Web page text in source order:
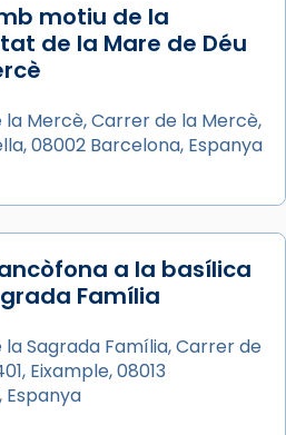
Barcelona
Juliana i
i màrtirs.
de sant Cugat, a
sorgeix la tradició
(“relatiu a Júlia”) i
a Semprònia =
seves. I l’any 1667, el
afirma en una obra
de l’antiga Iluro.
les relíq
motiu de la
de la Mare de Déu
la Mercè, Carrer de la Mercè,
08002 Barcelona, Espanya
a la basílica
Família
la Sagrada Família, Carrer de
Eixample, 08013
Espanya